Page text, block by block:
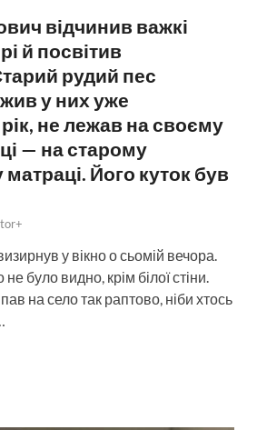
відчинив важкі
й посвітив
рудий пес
у них уже
не лежав на своєму
— на старому
Його куток був
у вікно о сьомій вечора.
було видно, крім білої стіни.
на село так раптово, ніби хтось